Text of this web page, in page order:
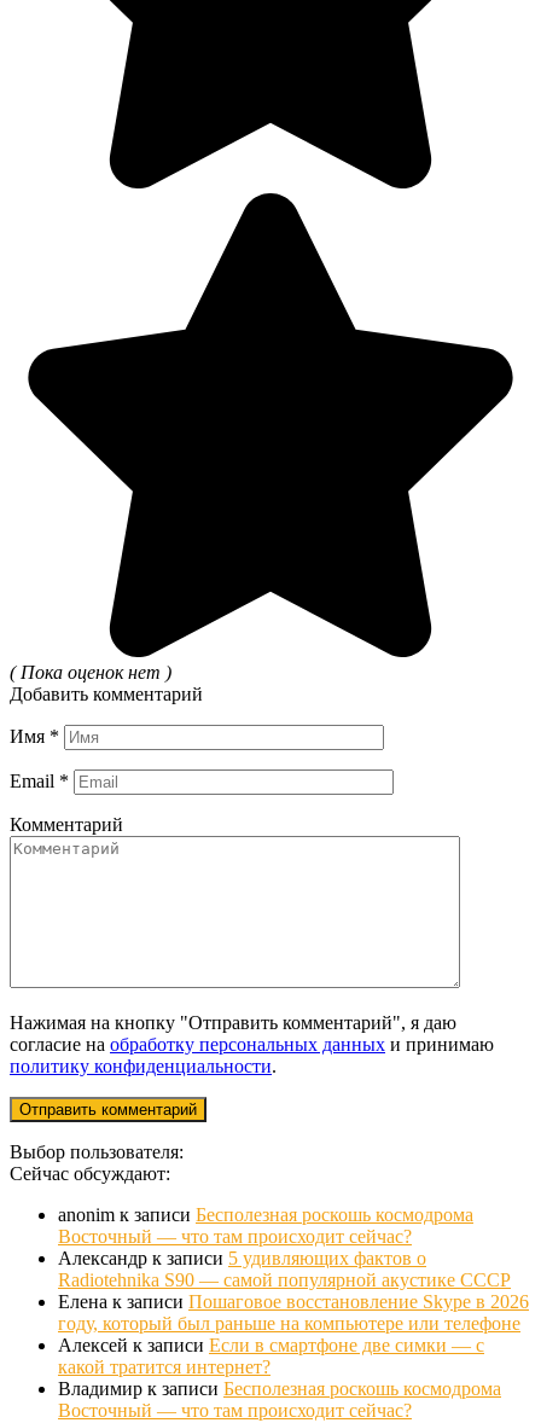
( Пока оценок нет )
Добавить комментарий
Имя *
Email *
Комментарий
Нажимая на кнопку "Отправить комментарий", я даю
согласие на обработку персональных данных и принимаю
политику конфиденциальности.
Выбор пользователя:
Сейчас обсуждают:
anonim к записи Бесполезная роскошь космодрома
Восточный — что там происходит сейчас?
Александр к записи 5 удивляющих фактов о
Radiotehnika S90 — самой популярной акустике СССР
Елена к записи Пошаговое восстановление Skype в 2026
году, который был раньше на компьютере или телефоне
Алексей к записи Если в смартфоне две симки — с
какой тратится интернет?
Владимир к записи Бесполезная роскошь космодрома
Восточный — что там происходит сейчас?